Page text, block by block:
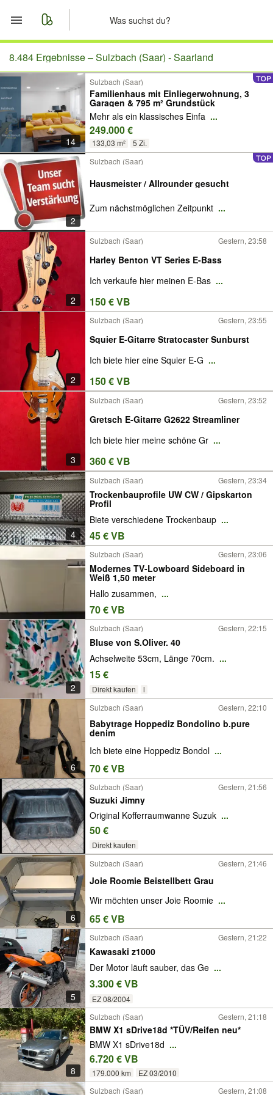
Start
Merkliste
Nachrichten
Anzeige aufgeben
8.484 Ergebnisse –Sulzbach (Saar) - Saarland
14
Sulzbach (Saar)
Familienhaus mit Einliegerwohnung, 3
Garagen & 795 m² Grundstück
Mehr als ein klassisches Einfa ...
249.000 €
133,03 m² 5 Zi.
2
Sulzbach (Saar)
Hausmeister / Allrounder gesucht
Zum nächstmöglichen Zeitpunkt ...
2
Sulzbach (Saar) Gestern, 23:58
Harley Benton VT Series E-Bass
Ich verkaufe hier meinen E-Bas ...
150 € VB
2
Sulzbach (Saar) Gestern, 23:55
Squier E-Gitarre Stratocaster Sunburst
Ich biete hier eine Squier E-G ...
150 € VB
3
Sulzbach (Saar) Gestern, 23:52
Gretsch E-Gitarre G2622 Streamliner
Ich biete hier meine schöne Gr ...
360 € VB
4
Sulzbach (Saar) Gestern, 23:34
Trockenbauprofile UW CW / Gipskarton
Profil
Biete verschiedene Trockenbaup ...
45 € VB
Sulzbach (Saar) Gestern, 23:06
Modernes TV-Lowboard Sideboard in
Weiß 1,50 meter
Hallo zusammen, ...
70 € VB
2
Sulzbach (Saar) Gestern, 22:15
Bluse von S.Oliver. 40
Achselweite 53cm, Länge 70cm. ...
15 €
Direkt kaufen l
6
Sulzbach (Saar) Gestern, 22:10
Babytrage Hoppediz Bondolino b.pure
denim
Ich biete eine Hoppediz Bondol ...
70 € VB
Sulzbach (Saar) Gestern, 21:56
Suzuki Jimny
Original Kofferraumwanne Suzuk ...
50 €
Direkt kaufen
6
Sulzbach (Saar) Gestern, 21:46
Joie Roomie Beistellbett Grau
Wir möchten unser Joie Roomie ...
65 € VB
5
Sulzbach (Saar) Gestern, 21:22
Kawasaki z1000
Der Motor läuft sauber, das Ge ...
3.300 € VB
EZ 08/2004
8
Sulzbach (Saar) Gestern, 21:18
BMW X1 sDrive18d *TÜV/Reifen neu*
BMW X1 sDrive18d ...
6.720 € VB
179.000 km
EZ 03/2010
Sulzbach (Saar)
Gestern, 21:08